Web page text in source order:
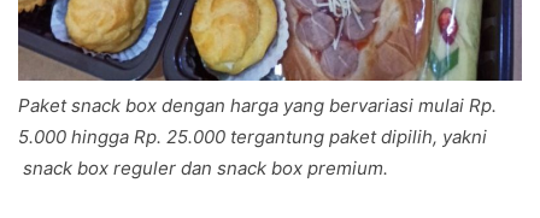
Paket snack box dengan harga yang bervariasi mulai Rp.
5.000 hingga Rp. 25.000 tergantung paket dipilih, yakni
snack box reguler dan snack box premium.